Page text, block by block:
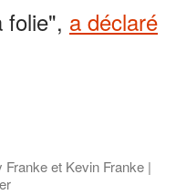
folie", a déclaré
et Kevin Franke |